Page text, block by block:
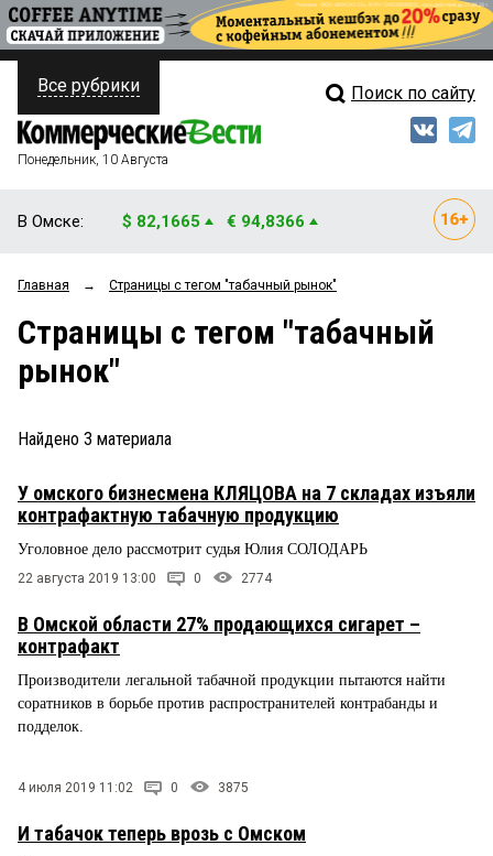
ПОЛИТИКА
ФИНАНСЫ
ОБЩЕСТВО
ЗАКОН
ПРОИСШЕСТВИЯ
СТИЛЬ ЖИЗНИ
Свежий выпуск
Мнения
Рейтинги
Все рубрики Поиск по сайту
Понедельник, 10 Августа
В Омске: $ 82,1665 € 94,8366
Главная → Страницы c тегом "табачный рынок"
Страницы c тегом "табачный
рынок"
Найдено 3 материала
У омского бизнесмена КЛЯЦОВА на 7 складах изъяли
контрафактную табачную продукцию
Уголовное дело рассмотрит судья Юлия СОЛОДАРЬ
22 августа 2019 13:00 0 2774
В Омской области 27% продающихся сигарет –
контрафакт
Производители легальной табачной продукции пытаются найти
соратников в борьбе против распространителей контрабанды и
подделок.
4 июля 2019 11:02 0 3875
И табачок теперь врозь с Омском